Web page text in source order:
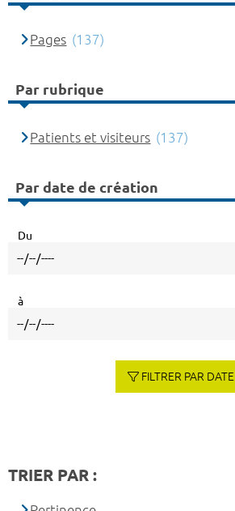
Pages (137)
Par rubrique
Patients et visiteurs (137)
Par date de création
Du
à
FILTRER PAR DATE
TRIER PAR :